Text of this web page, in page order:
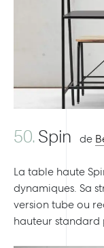
Previous
50.Spin de
La table haute
dynamiques. Sa
version tube ou
hauteur standard